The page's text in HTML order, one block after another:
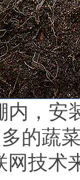
内，
的蔬
网技术